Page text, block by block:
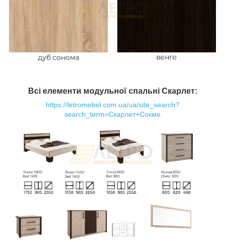
Всі елементи модульної спальні Скарлет:
https://letromebel.com.ua/ua/site_search?
search_term=Скарлет+Сокме